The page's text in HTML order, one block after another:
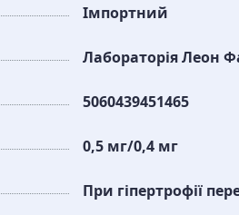
Імпортний
Лабораторія Леон
5060439451465
0,5 мг/0,4 мг
При гіпертрофії